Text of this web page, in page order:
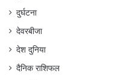
दुर्घटना
देवरबीजा
देश दुनिया
दैनिक राशिफल